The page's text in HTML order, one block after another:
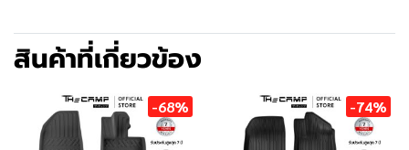
สินค้าที่เกี่ยวข้อง
-68% -74%